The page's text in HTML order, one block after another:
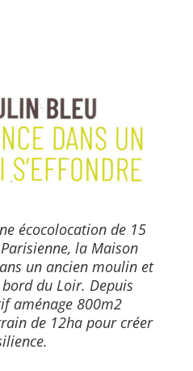
écocolocation de 15
la Maison
un ancien moulin et
du Loir. Depuis
aménage 800m2
de 12ha pour créer